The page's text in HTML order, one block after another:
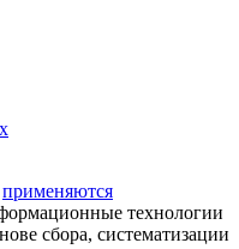
применяются
технологии
сбора, систематизации